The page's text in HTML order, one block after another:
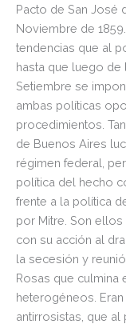
Pacto de San José
Noviembre de
tendencias que al
hasta que luego de
Setiembre se
ambas políticas
procedimientos.
de Buenos Aires
régimen federal,
política del hecho
frente a la política
por Mitre. Son
con su acción al
la secesión y
Rosas que culmina
heterogéneos.
antirrosistas, que